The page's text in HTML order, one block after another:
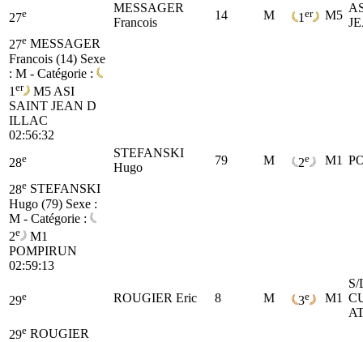
27e
MESSAGER
Francois
14 M 1 er M5
27e MESSAGER
Francois (14) Sexe
: M - Catégorie :
1 er M5 ASI
SAINT JEAN D
ILLAC
02:56:32
28e
STEFANSKI
Hugo
79 M 2e M1
28e STEFANSKI
Hugo (79) Sexe :
M - Catégorie :
2e
M1
POMPIRUN
02:59:13
29e ROUGIER Eric 8 M 3e M1
S/
29e ROUGIER